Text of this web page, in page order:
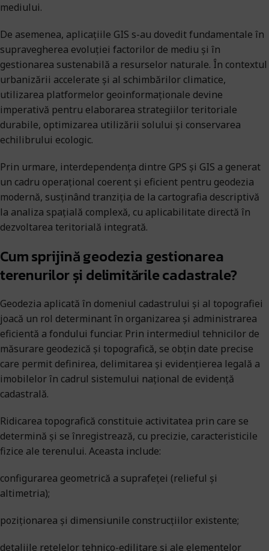
mediului.
De asemenea, aplicațiile GIS s-au dovedit fundamentale în
supravegherea evoluției factorilor de mediu și în
gestionarea sustenabilă a resurselor naturale. În contextul
urbanizării accelerate și al schimbărilor climatice,
utilizarea platformelor geoinformaționale devine
imperativă pentru elaborarea strategiilor teritoriale
durabile, optimizarea utilizării solului și conservarea
echilibrului ecologic.
Prin urmare, interdependența dintre GPS și GIS a generat
un cadru operațional coerent și eficient pentru geodezia
modernă, susținând tranziția de la cartografia descriptivă
la analiza spațială complexă, cu aplicabilitate directă în
dezvoltarea teritorială integrată.
Cum sprijină geodezia gestionarea
terenurilor și delimitările cadastrale?
Geodezia aplicată în domeniul cadastrului și al topografiei
joacă un rol determinant în organizarea și administrarea
eficientă a fondului funciar. Prin intermediul tehnicilor de
măsurare geodezică și topografică, se obțin date precise
care permit definirea, delimitarea și evidențierea legală a
imobilelor în cadrul sistemului național de evidență
cadastrală.
Ridicarea topografică constituie activitatea prin care se
determină și se înregistrează, cu precizie, caracteristicile
fizice ale terenului. Aceasta include:
configurarea geometrică a suprafeței (relieful și
altimetria);
poziționarea și dimensiunile construcțiilor existente;
detaliile rețelelor tehnico-edilitare și ale elementelor